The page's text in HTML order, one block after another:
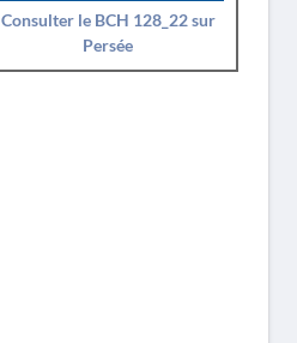
Consulter le BCH 128_22 sur
Persée